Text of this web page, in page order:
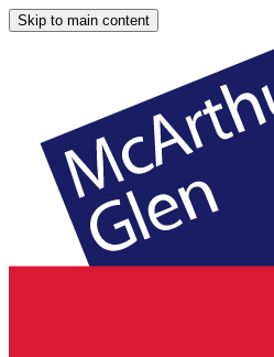
Skip to main content